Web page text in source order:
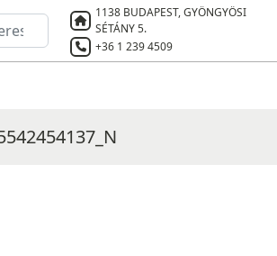
1138 BUDAPEST, GYÖNGYÖSI
SÉTÁNY 5.
+36 1 239 4509